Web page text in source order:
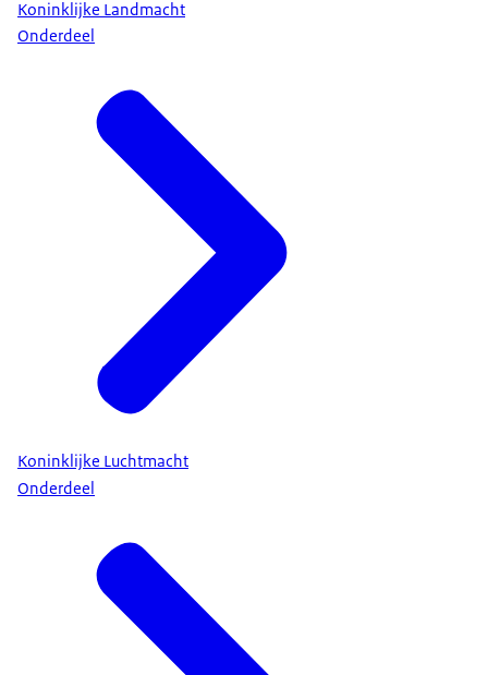
Koninklijke Landmacht
Onderdeel
Koninklijke Luchtmacht
Onderdeel